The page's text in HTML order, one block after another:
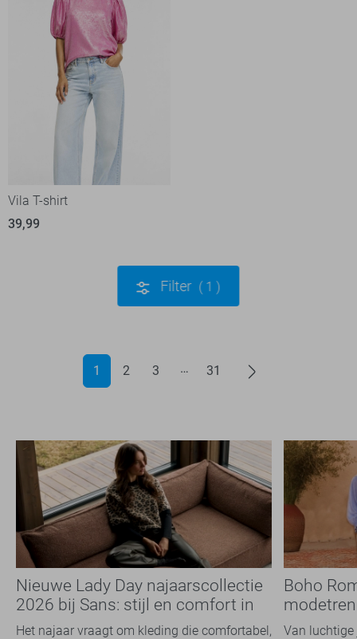
Vila T-shirt
39,99
Filter 1
1 2 3 31
Nieuwe Lady Day najaarscollectie
2026 bij Sans: stijl en comfort in
travelkwaliteit
Het najaar vraagt om kleding die comfortabel,
Boho
overal
Van luchtige